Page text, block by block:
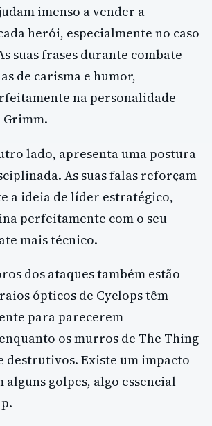
imenso a vender a
herói, especialmente no caso
suas frases durante combate
de carisma e humor,
na personalidade
Grimm.
lado, apresenta uma postura
As suas falas reforçam
a ideia de líder estratégico,
perfeitamente com o seu
mais técnico.
dos ataques também estão
ópticos de Cyclops têm
para parecerem
os murros de The Thing
destrutivos. Existe um impacto
alguns golpes, algo essencial